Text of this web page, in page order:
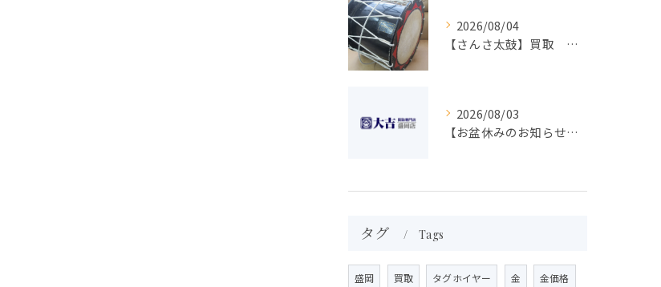
2026/08/04
【さんさ太鼓】買取 大吉盛岡店 楽器 買取します！！
2026/08/03
【お盆休みのお知らせ】買取専門 大吉 盛岡店
タグ Tags
盛岡 買取 タグホイヤー 金 金価格